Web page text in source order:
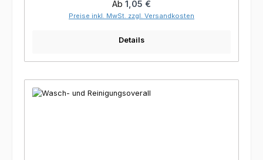
Regulärer Preis:
Ab 1,05 €
Preise inkl. MwSt. zzgl. Versandkosten
Details